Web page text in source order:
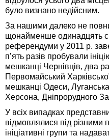
було визнано недійсним.
За нашими далеко не
щонайменше одинадцять
референдуми у 2011 р.
п’ять разів пробували
мешканці Чернівців, два
Первомайський
мешканці Одеси,
Херсона, Дніпрорудного
У всіх випадках
відмовлялися під різними
ініціативні групи та